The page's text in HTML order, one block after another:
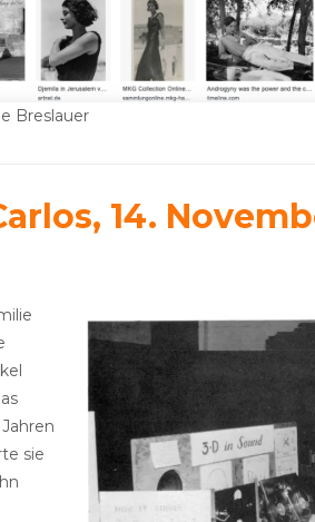
Breslauer
14.
sie